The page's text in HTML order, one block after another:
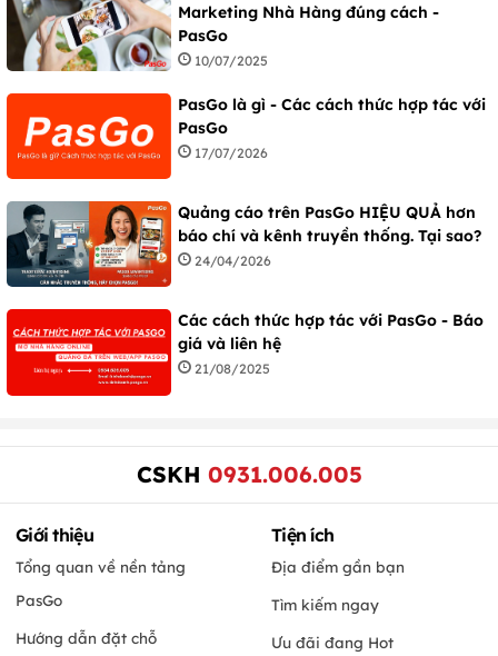
Marketing Nhà Hàng đúng cách -
PasGo
10/07/2025
PasGo là gì - Các cách thức hợp tác với
PasGo
17/07/2026
Quảng cáo trên PasGo HIỆU QUẢ hơn
báo chí và kênh truyền thống. Tại sao?
24/04/2026
Các cách thức hợp tác với PasGo - Báo
giá và liên hệ
21/08/2025
CSKH 0931.006.005
Giới thiệu
Tổng quan về nền tảng
PasGo
Hướng dẫn đặt chỗ
Tiện ích
Địa điểm gần bạn
Tìm kiếm ngay
Ưu đãi đang Hot